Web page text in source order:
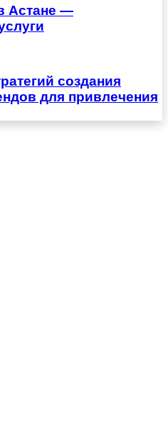
Астане ―
создания
для привлечения